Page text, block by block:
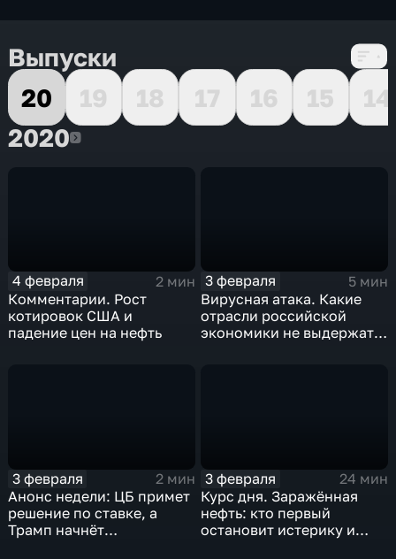
Выпуски
20
19 18 17 16 15
14
20202020
4 февраля
2 мин
Комментарии. Рост
котировок США и
падение цен на нефть
3 февраля
5 мин
Вирусная атака. Какие
отрасли российской
экономики не выдержат
3 февраля
2 мин
Анонс недели: ЦБ примет
решение по ставке, а
Трамп начнёт
3 февраля
24 мин
Курс дня. Заражённая
нефть: кто первый
остановит истерику и